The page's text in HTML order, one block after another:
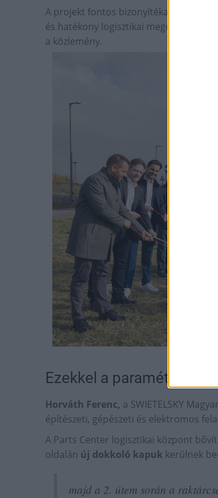
A projekt fontos bizonyítéka annak,
és hatékony logisztikai megoldások
a közlemény.
Ezekkel a
Horváth Ferenc, a SWIETELSKY
építészeti, gépészeti és elektromos
A Parts Center logisztikai központ
oldalán új dokkoló kapuk kerülnek
majd a 2. ütem során a